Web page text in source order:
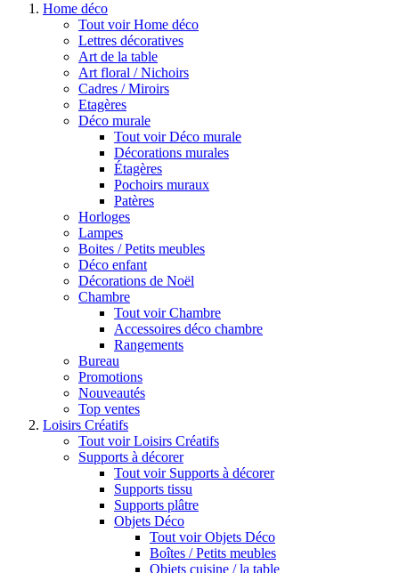
Home déco
Tout voir Home déco
Lettres décoratives
Art de la table
Art floral / Nichoirs
Cadres / Miroirs
Etagères
Déco murale
Tout voir Déco murale
Décorations murales
Étagères
Pochoirs muraux
Patères
Horloges
Lampes
Boites / Petits meubles
Déco enfant
Décorations de Noël
Chambre
Tout voir Chambre
Accessoires déco chambre
Rangements
Bureau
Promotions
Nouveautés
Top ventes
Loisirs Créatifs
Tout voir Loisirs Créatifs
Supports à décorer
Tout voir Supports à décorer
Supports tissu
Supports plâtre
Objets Déco
Tout voir Objets Déco
Boîtes / Petits meubles
Objets cuisine / la table